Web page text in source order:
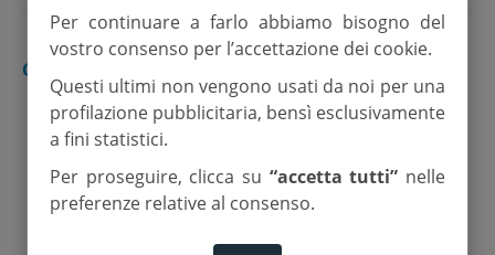
CESENATICO
Per continuare a farlo abbiamo bisogno del
vostro consenso per l’accettazione dei cookie.
Questi ultimi non vengono usati da noi per una
profilazione pubblicitaria, bensì esclusivamente
a fini statistici.
Per proseguire, clicca su “accetta tutti” nelle
preferenze relative al consenso.